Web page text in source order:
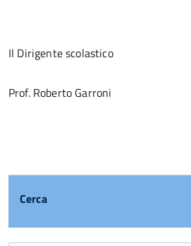
Il Dirigente scolastico
Prof. Roberto Garroni
Cerca